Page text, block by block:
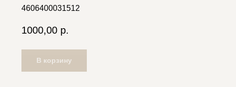
4606400031512
1000,00 р.
В корзину